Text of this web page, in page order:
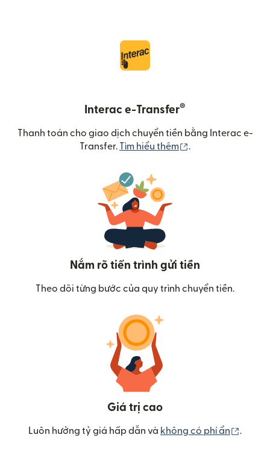
Interac e-Transfer®
Thanh toán cho giao dịch chuyển tiền bằng Interac e-
Transfer. Tìm hiểu thêm .
Nắm rõ tiến trình gửi tiền
Theo dõi từng bước của quy trình chuyển tiền.
Giá trị cao
Luôn hưởng tỷ giá hấp dẫn và không có phí ẩn .